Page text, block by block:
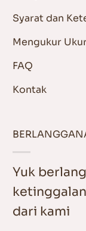
Syarat dan
Mengukur
FAQ
Kontak
Yuk
dari kami